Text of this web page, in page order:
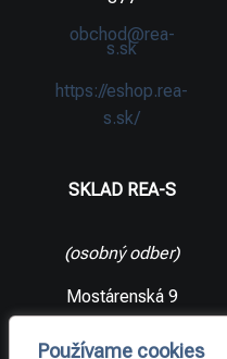
Používame cookies
obchod@rea-
s.sk
https://eshop.rea-
s.sk/
SKLAD REA-S
(osobný odber)
Mostárenská 9